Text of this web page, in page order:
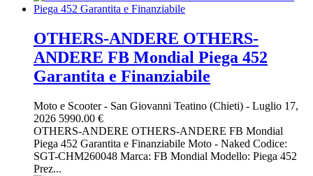
OTHERS-ANDERE OTHERS-
ANDERE FB Mondial Piega 452
Garantita e Finanziabile
Moto e Scooter- San Giovanni Teatino (Chieti) - Luglio 17,
2026 5990.00 €
OTHERS-ANDERE OTHERS-ANDERE FB Mondial
Piega 452 Garantita e Finanziabile Moto - Naked Codice:
SGT-CHM260048 Marca: FB Mondial Modello: Piega 452
Prez...